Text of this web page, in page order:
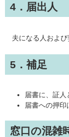
4．届出人
夫になる人および
5．補足
届書に、証
届書への押印
窓口の混雑